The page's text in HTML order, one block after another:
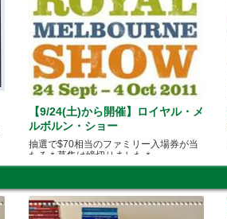
【9/24(土)から開催】ロイヤル・メ
ルボルン・ショー
抽選で$70相当のファミリー入場券が当
たる＊募集は締切りました＊